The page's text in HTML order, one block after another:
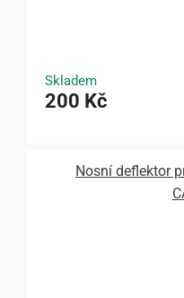
Skladem
200 Kč
Nosní deflektor